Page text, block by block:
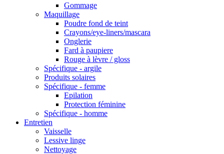
Gommage
Maquillage
Poudre fond de teint
Crayons/eye-liners/mascara
Onglerie
Fard à paupiere
Rouge à lèvre / gloss
Spécifique - argile
Produits solaires
Spécifique - femme
Epilation
Protection féminine
Spécifique - homme
Entretien
Vaisselle
Lessive linge
Nettoyage